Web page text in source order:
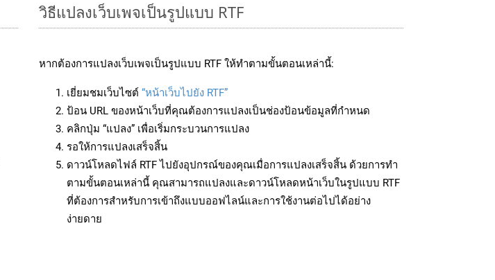
วิธีแปลงเว็บเพจเป็นรูปแบบ RTF
หากต้องการแปลงเว็บเพจเป็นรูปแบบ RTF ให้ทำตามขั้นตอนเหล่านี้:
เยี่ยมชมเว็บไซต์ “หน้าเว็บไปยัง RTF”
ป้อน URL ของหน้าเว็บที่คุณต้องการแปลงเป็นช่องป้อนข้อมูลที่กำหนด
คลิกปุ่ม “แปลง” เพื่อเริ่มกระบวนการแปลง
รอให้การแปลงเสร็จสิ้น
ดาวน์โหลดไฟล์ RTF ไปยังอุปกรณ์ของคุณเมื่อการแปลงเสร็จสิ้น ด้วยการทำ
ตามขั้นตอนเหล่านี้ คุณสามารถแปลงและดาวน์โหลดหน้าเว็บในรูปแบบ RTF
ที่ต้องการสำหรับการเข้าถึงแบบออฟไลน์และการใช้งานต่อไปได้อย่าง
ง่ายดาย